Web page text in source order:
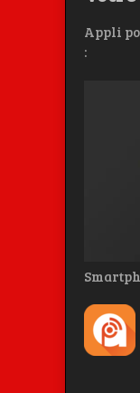
Appli
: